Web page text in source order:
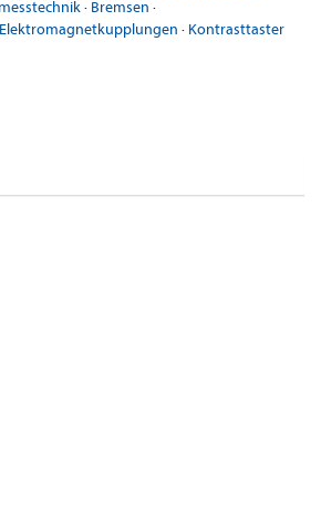
· Bremsen ·
Elektromagnetkupplungen · Kontrasttaster